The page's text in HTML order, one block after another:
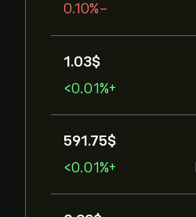
-0.10%
1.03‎$‎
+‎<‎0.01%
591.75‎$‎
+‎<‎0.01%